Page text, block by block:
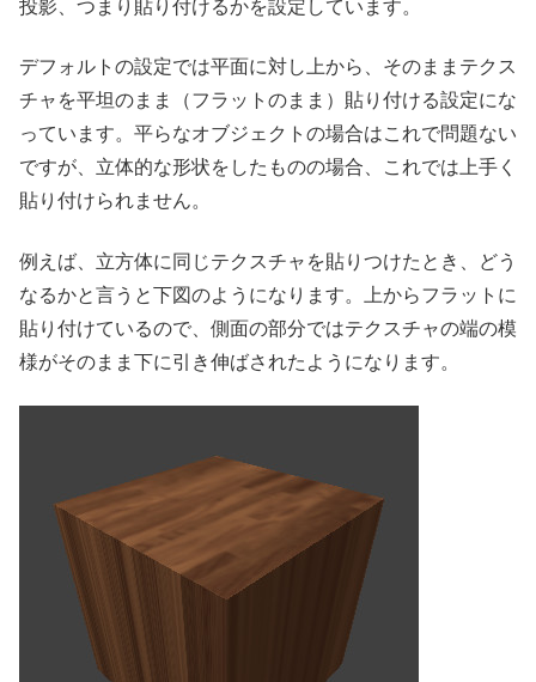
投影、つまり貼り付けるかを設定しています。
デフォルトの設定では平面に対し上から、そのままテクス
チャを平坦のまま（フラットのまま）貼り付ける設定にな
っています。平らなオブジェクトの場合はこれで問題ない
ですが、立体的な形状をしたものの場合、これでは上手く
貼り付けられません。
例えば、立方体に同じテクスチャを貼りつけたとき、どう
なるかと言うと下図のようになります。上からフラットに
貼り付けているので、側面の部分ではテクスチャの端の模
様がそのまま下に引き伸ばされたようになります。